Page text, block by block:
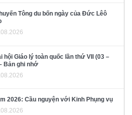
Tông du bốn ngày của Đức Lêô
hội Giáo lý toàn quốc lần thứ VII (03 –
Bản ghi nhớ
2026: Cầu nguyện với Kinh Phụng vụ